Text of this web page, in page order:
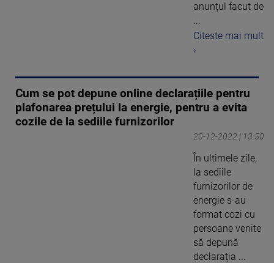
anunțul facut de
...
Citeste mai mult
›
Cum se pot depune online declarațiile pentru
plafonarea prețului la energie, pentru a evita
cozile de la sediile furnizorilor
20-12-2022 | 13:50
În ultimele zile,
la sediile
furnizorilor de
energie s-au
format cozi cu
persoane venite
să depună
declarația ...